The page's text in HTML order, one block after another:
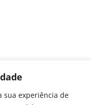
sua experiência de